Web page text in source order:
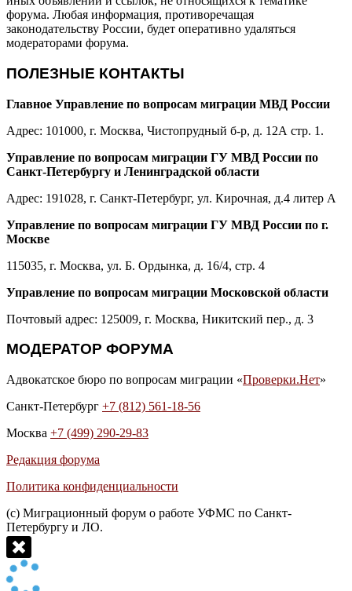
форума. Любая информация, противоречащая
законодательству России, будет оперативно удаляться
модераторами форума.
ПОЛЕЗНЫЕ КОНТАКТЫ
Главное Управление по вопросам миграции МВД России
Адрес: 101000, г. Москва, Чистопрудный б-р, д. 12А стр. 1.
Управление по вопросам миграции ГУ МВД России по
Санкт-Петербургу и Ленинградской области
Адрес: 191028, г. Санкт-Петербург, ул. Кирочная, д.4 литер А
Управление по вопросам миграции ГУ МВД России по г.
Москве
115035, г. Москва, ул. Б. Ордынка, д. 16/4, стр. 4
Управление по вопросам миграции Московской области
Почтовый адрес: 125009, г. Москва, Никитский пер., д. 3
МОДЕРАТОР ФОРУМА
Адвокатское бюро по вопросам миграции «Проверки.Нет»
Санкт-Петербург +7 (812) 561-18-56
Москва +7 (499) 290-29-83
Редакция форума
Политика конфиденциальности
(с) Миграционный форум о работе УФМС по Санкт-
Петербургу и ЛО.